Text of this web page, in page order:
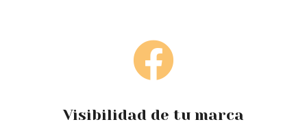

Visibilidad de tu marca